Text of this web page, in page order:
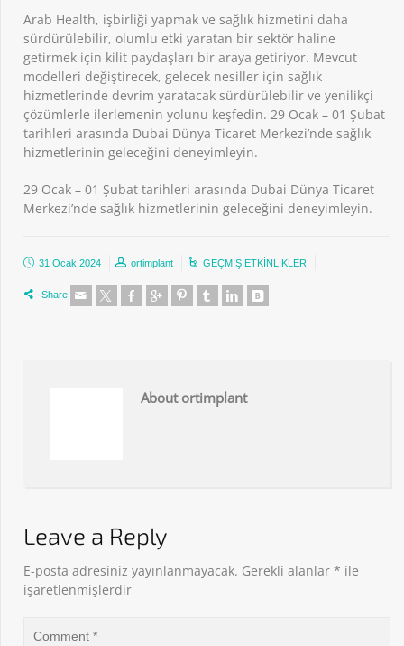
Arab Health, işbirliği yapmak ve sağlık hizmetini daha
sürdürülebilir, olumlu etki yaratan bir sektör haline
getirmek için kilit paydaşları bir araya getiriyor. Mevcut
modelleri değiştirecek, gelecek nesiller için sağlık
hizmetlerinde devrim yaratacak sürdürülebilir ve yenilikçi
çözümlerle ilerlemenin yolunu keşfedin. 29 Ocak – 01 Şubat
tarihleri arasında Dubai Dünya Ticaret Merkezi’nde sağlık
hizmetlerinin geleceğini deneyimleyin.
29 Ocak – 01 Şubat tarihleri arasında Dubai Dünya Ticaret
Merkezi’nde sağlık hizmetlerinin geleceğini deneyimleyin.
31 Ocak 2024 ortimplant GEÇMİŞ ETKİNLİKLER
Share
About ortimplant
Leave a Reply
E-posta adresiniz yayınlanmayacak. Gerekli alanlar * ile
işaretlenmişlerdir